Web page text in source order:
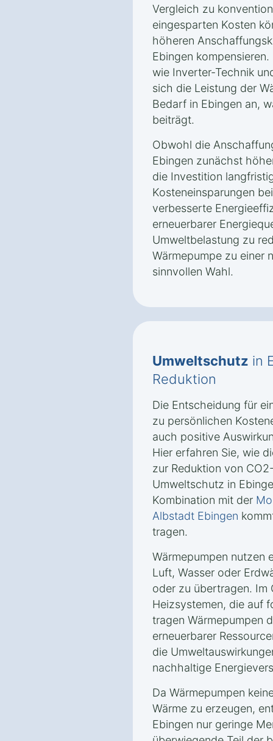
Vergleich zu
eingesparten Kosten
höheren
Ebingen
wie Inverter-Technik
sich die Leistung der
Bedarf in Ebingen an,
beiträgt.
Obwohl die
Ebingen zunächst
die Investition
Kosteneinsparungen
verbesserte
erneuerbarer
Umweltbelastung zu
Wärmepumpe zu einer
sinnvollen Wahl.
Umweltschutz in
Reduktion
Die Entscheidung für
zu persönlichen
auch positive
Hier erfahren Sie, wie
zur Reduktion von
Umweltschutz in
Kombination mit der
Albstadt Ebingen
tragen.
Wärmepumpen nutzen
Luft, Wasser oder
oder zu übertragen. Im
Heizsystemen, die auf
tragen Wärmepumpen
erneuerbarer
die
nachhaltige
Da Wärmepumpen
Wärme zu erzeugen,
Ebingen nur geringe